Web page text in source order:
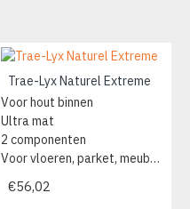
Trae-Lyx Naturel Extreme
Voor hout binnen
Ultra mat
2 componenten
Voor vloeren, parket, meubels
€56,02